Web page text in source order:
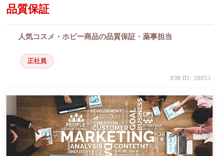
品質保証
人気コスメ・ホビー商品の品質保証・薬事担当
正社員
JOB ID : 28053